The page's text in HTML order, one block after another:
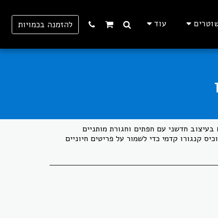
עוד להזמנה בכמויות
5 מבד רך וחם בעיצוב חדשני עם חפתים וחגורת מותניים
קנגורו קדמי כדי לשמור על פריטים חיוניים